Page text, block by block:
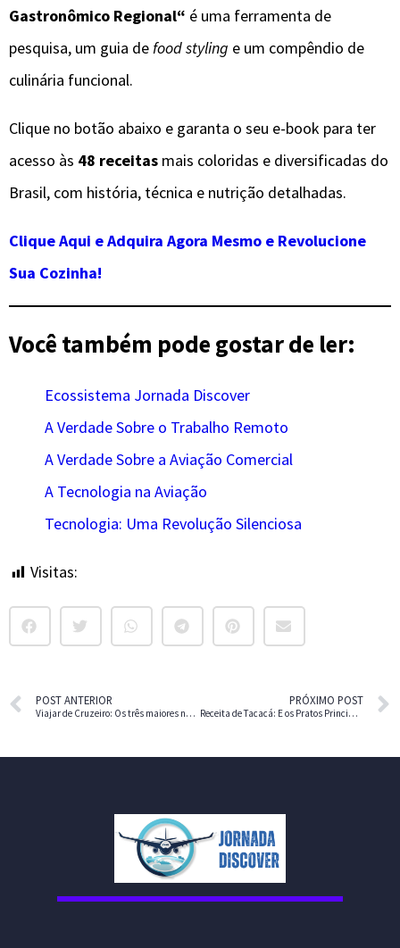
Gastronômico Regional“ é uma ferramenta de
pesquisa, um guia defood styling e um compêndio de
culinária funcional.
Clique no botão abaixo e garanta o seu e-book para ter
acesso às 48 receitas mais coloridas e diversificadas do
Brasil, com história, técnica e nutrição detalhadas.
Clique Aqui eAdquira Agora Mesmo e Revolucione
Sua Cozinha!
Você também pode gostar de ler:
Ecossistema Jornada Discover
A Verdade Sobre o Trabalho Remoto
A Verdade Sobre a Aviação Comercial
A Tecnologia na Aviação
Tecnologia: Uma Revolução Silenciosa
Visitas:
POST ANTERIOR
Viajar de Cruzeiro: Os três maiores navios do mundo
PRÓXIMO POST
Receita de Tacacá: E os Pratos Principais do Pará